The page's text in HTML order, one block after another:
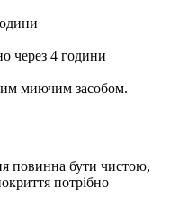
через 4 години
миючим засобом.
повинна бути чистою,
потрібно